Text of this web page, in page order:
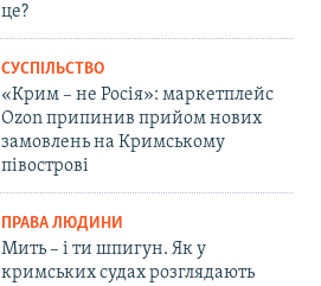
це?
СУСПІЛЬСТВО
«Крим – не Росія»: маркетплейс
Ozon припинив прийом нових
замовлень на Кримському
півострові
ПРАВА ЛЮДИНИ
Мить – і ти шпигун. Як у
кримських судах розглядають